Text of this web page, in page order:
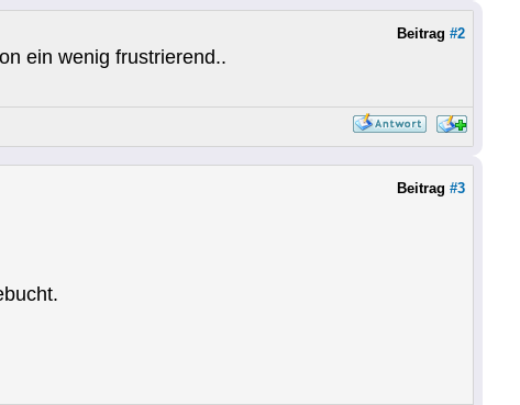
Beitrag #2
ein wenig frustrierend..
Beitrag #3